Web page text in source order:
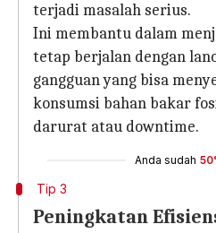
terjadi masalah serius.
Ini membantu dalam
tetap berjalan dengan
gangguan yang bisa
konsumsi bahan bakar
darurat atau downtime.
Anda sudah
Tip 3
Peningkatan